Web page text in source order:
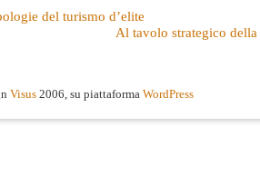
del turismo d’elite
Al tavolo strategico
Visus 2006, su piattaforma WordPress